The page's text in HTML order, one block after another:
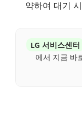
약하여 대기
LG 서비스센터
에서 지금 바